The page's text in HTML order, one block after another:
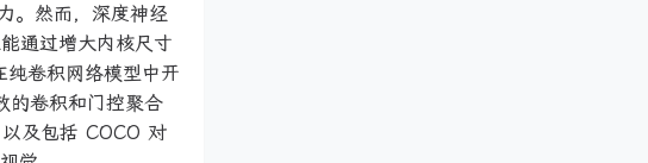
。然而，深度神经
通过增大内核尺寸
卷积网络模型中开
的卷积和门控聚合
及包括 COCO 对